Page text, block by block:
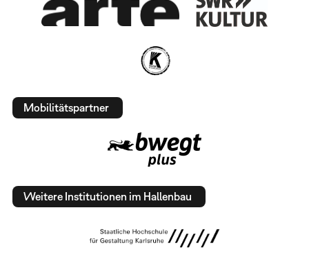
Mobilitätspartner
Weitere Institutionen im Hallenbau